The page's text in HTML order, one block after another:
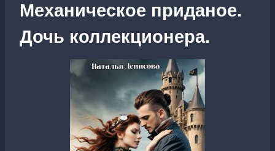
Механическое приданое.
Дочь коллекционера.